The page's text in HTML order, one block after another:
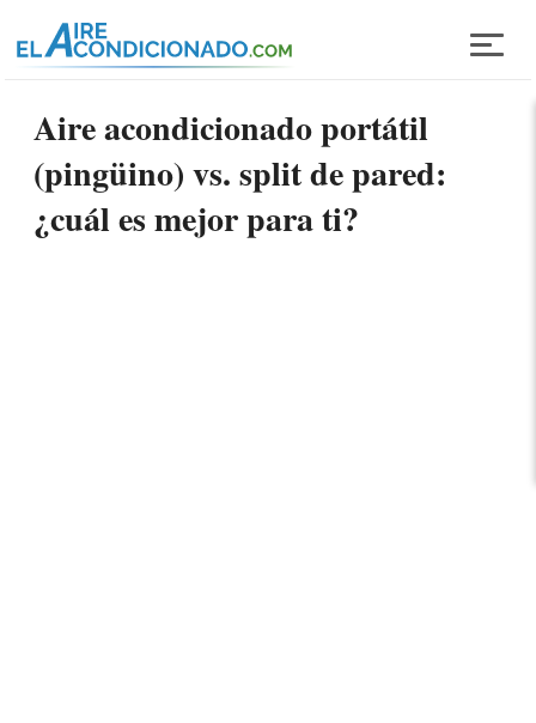
Aire acondicionado portátil
(pingüino) vs. split de pared:
¿cuál es mejor para ti?